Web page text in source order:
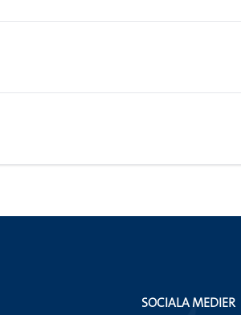
SOCIALA MEDIER